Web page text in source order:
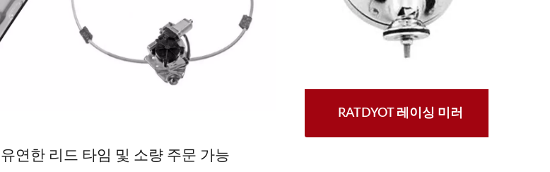
유연한 리드 타임 및 소량 주문 가능
RATDYOT 레이싱 미러